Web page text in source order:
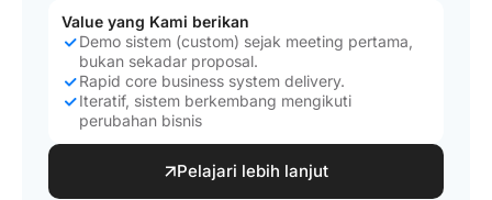
Value yang Kami berikan
Demo sistem (custom) sejak meeting pertama,
bukan sekadar proposal.
Rapid core business system delivery.
Iteratif, sistem berkembang mengikuti
perubahan bisnis
Pelajari lebih lanjut